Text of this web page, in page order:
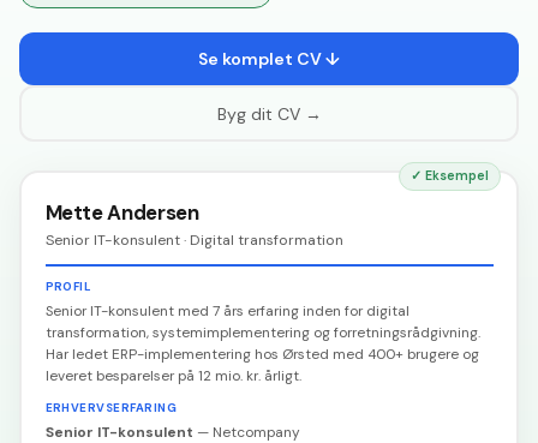
Se komplet CV ↓
Byg dit CV →
✓ Eksempel
Mette Andersen
Senior IT-konsulent · Digital transformation
PROFIL
Senior IT-konsulent med 7 års erfaring inden for digital
transformation, systemimplementering og forretningsrådgivning.
Har ledet ERP-implementering hos Ørsted med 400+ brugere og
leveret besparelser på 12 mio. kr. årligt.
ERHVERVSERFARING
Senior IT-konsulent — Netcompany